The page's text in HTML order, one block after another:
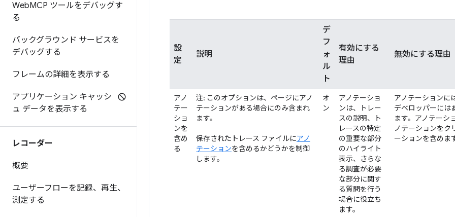
WebMCP ツールをデバッグす
る
バックグラウンド サービスを
デバッグする
フレームの詳細を表示する
アプリケーション キャッシ
ュ データを表示する
レコーダー
概要
ユーザーフローを記録、再生、
測定する
設
定
説明
デ
フ
ォ
ル
ト
有効にする
理由
無効にする理由
アノ
テー
ショ
ンを
含め
る
注: このオプションは、ページにアノ
テーションがある場合にのみ含まれ
ます。
保存されたトレース ファイルにアノ
テーションを含めるかどうかを制御
します。
オ
ン
アノテーショ
ンは、トレー
スの説明、ト
レースの特定
の重要な部分
のハイライト
表示、さらな
る調査が必要
な部分に関す
る質問を行う
場合に役立ち
ます。
アノテーションに
デベロッパーには
ます。アノテーシ
ノテーションをク
ーションを含めま